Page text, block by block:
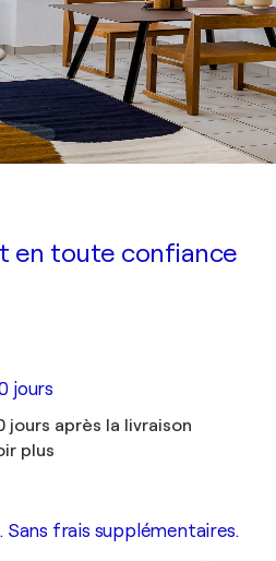
en toute confiance
jours
jours après la livraison
plus
frais supplémentaires.